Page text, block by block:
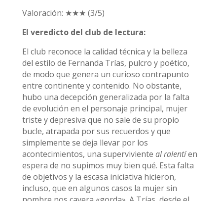
Valoración: ★★★ (3/5)
El veredicto del club de lectura:
El club reconoce la calidad técnica y la belleza
del estilo de Fernanda Trías, pulcro y poético,
de modo que genera un curioso contrapunto
entre continente y contenido. No obstante,
hubo una decepción generalizada por la falta
de evolución en el personaje principal, mujer
triste y depresiva que no sale de su propio
bucle, atrapada por sus recuerdos y que
simplemente se deja llevar por los
acontecimientos, una superviviente al ralentíen
espera de no supimos muy bien qué. Esta falta
de objetivos y la escasa iniciativa hicieron,
incluso, que en algunos casos la mujer sin